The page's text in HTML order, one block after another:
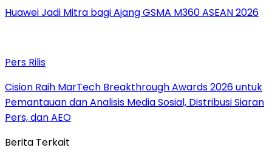
Huawei Jadi Mitra bagi Ajang GSMA M360 ASEAN 2026
Pers Rilis
Cision Raih MarTech Breakthrough Awards 2026 untuk
Pemantauan dan Analisis Media Sosial, Distribusi Siaran
Pers, dan AEO
Berita Terkait